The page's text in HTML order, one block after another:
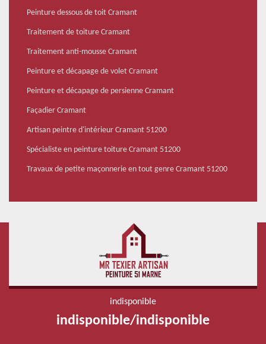
Peinture dessous de toit Cramant
Traitement de toiture Cramant
Traitement anti-mousse Cramant
Peinture et décapage de volet Cramant
Peinture et décapage de persienne Cramant
Façadier Cramant
Artisan peintre d'intérieur Cramant 51200
Spécialiste en peinture toiture Cramant 51200
Travaux de petite maçonnerie en tout genre Cramant 51200
indisponible
indisponible/indisponible